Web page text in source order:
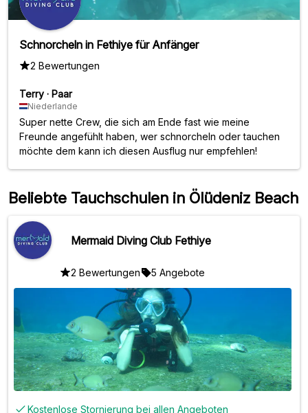
Schnorcheln in Fethiye für Anfänger
2 Bewertungen
Terry · Paar
Niederlande
Super nette Crew, die sich am Ende fast wie meine
Freunde angefühlt haben, wer schnorcheln oder tauchen
möchte dem kann ich diesen Ausflug nur empfehlen!
Beliebte Tauchschulen in Ölüdeniz Beach
Mermaid Diving Club Fethiye
2 Bewertungen 5 Angebote
Kostenlose Stornierung bei allen Angeboten